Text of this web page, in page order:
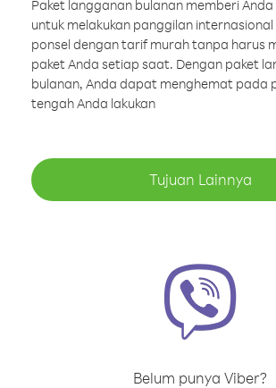
Paket langganan bulanan memberi Anda
untuk melakukan panggilan internasional
ponsel dengan tarif murah tanpa harus
paket Anda setiap saat. Dengan paket
bulanan, Anda dapat menghemat pada
tengah Anda lakukan
Tujuan Lainnya
Belum punya Viber?